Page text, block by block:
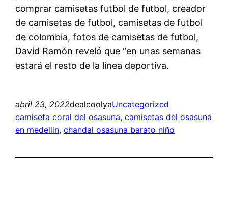
comprar camisetas futbol de futbol, creador
de camisetas de futbol, camisetas de futbol
de colombia, fotos de camisetas de futbol,
David Ramón reveló que “en unas semanas
estará el resto de la línea deportiva.
abril 23, 2022dealcoolyaUncategorized
camiseta coral del osasuna, camisetas del osasuna
en medellin, chandal osasuna barato niño